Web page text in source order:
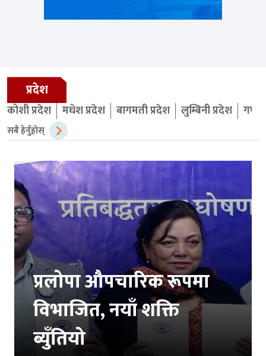
प्रदेश
कोशी प्रदेश मधेश प्रदेश बागमती प्रदेश लुम्बिनी प्रदेश
सबै हेर्नुहोस्
प्रलोपा औपचारिक रूपमा
विभाजित, नयाँ शक्ति
ब्युँतियो